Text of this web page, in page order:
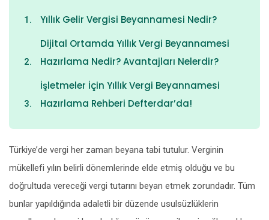
Yıllık Gelir Vergisi Beyannamesi Nedir?
Dijital Ortamda Yıllık Vergi Beyannamesi
Hazırlama Nedir? Avantajları Nelerdir?
İşletmeler İçin Yıllık Vergi Beyannamesi
Hazırlama Rehberi Defterdar’da!
Türkiye’de vergi her zaman beyana tabi tutulur. Verginin
mükellefi yılın belirli dönemlerinde elde etmiş olduğu ve bu
doğrultuda vereceği vergi tutarını beyan etmek zorundadır. Tüm
bunlar yapıldığında adaletli bir düzende usulsüzlüklerin